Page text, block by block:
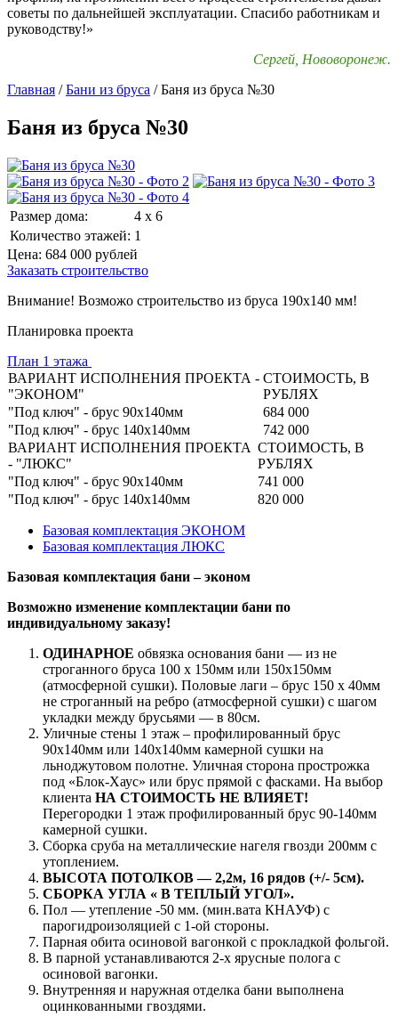
советы по дальнейшей эксплуатации. Спасибо работникам и
руководству!»
Сергей, Нововоронеж.
Главная /Бани из бруса /Баня из бруса №30
Баня из бруса №30
Размер дома:
4 x 6
Количество этажей: 1
Цена: 684 000 рублей
Заказать строительство
Внимание! Возможо строительство из бруса 190х140 мм!
Планировка проекта
План 1 этажа
ВАРИАНТ ИСПОЛНЕНИЯ ПРОЕКТА -
"ЭКОНОМ"
СТОИМОСТЬ, В
РУБЛЯХ
"Под ключ" - брус 90х140мм
684 000
"Под ключ" - брус 140х140мм
742 000
ВАРИАНТ ИСПОЛНЕНИЯ ПРОЕКТА
- "ЛЮКС"
СТОИМОСТЬ, В
РУБЛЯХ
"Под ключ" - брус 90х140мм
741 000
"Под ключ" - брус 140х140мм
820 000
Базовая комплектация ЭКОНОМ
Базовая комплектация ЛЮКС
Базовая комплектация бани – эконом
Возможно изменение комплектации бани по
индивидуальному заказу!
ОДИНАРНОЕ обвязка основания бани — из не
строганного бруса 100 х 150мм или 150х150мм
(атмосферной сушки). Половые лаги – брус 150 х 40мм
не строганный на ребро (атмосферной сушки) с шагом
укладки между брусьями — в 80см.
Уличные стены 1 этаж – профилированный брус
90х140мм или 140х140мм камерной сушки на
льноджутовом полотне. Уличная сторона прострожка
под «Блок-Хаус» или брус прямой с фасками. На выбор
клиента НА СТОИМОСТЬ НЕ ВЛИЯЕТ!
Перегородки 1 этаж профилированный брус 90-140мм
камерной сушки.
Сборка сруба на металлические нагеля гвозди 200мм с
утоплением.
ВЫСОТА ПОТОЛКОВ — 2,2м, 16 рядов (+/- 5см).
СБОРКА УГЛА « В ТЕПЛЫЙ УГОЛ».
Пол — утепление -50 мм. (мин.вата КНАУФ) с
парогидроизоляцией с 1-ой стороны.
Парная обита осиновой вагонкой с прокладкой фольгой.
В парной устанавливаются 2-х ярусные полога с
осиновой вагонки.
Внутренняя и наружная отделка бани выполнена
оцинкованными гвоздями.